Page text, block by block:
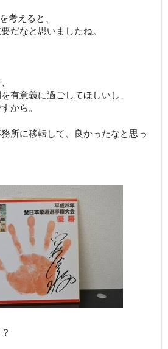
考えると、
だなと思いましたね。
有意義に過ごしてほしいし、
から。
所に移転して、良かったなと思っ